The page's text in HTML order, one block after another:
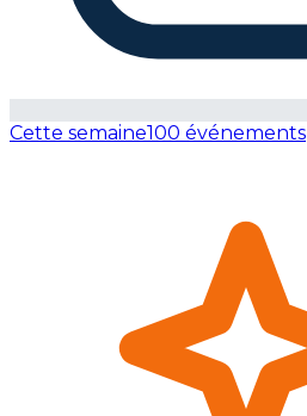
Cette semaine100 événements